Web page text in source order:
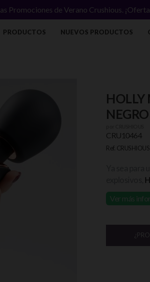
Promociones de Verano Crushious.
PRODUCTOS NUEVOS PRODUCTOS
HOLLY
CRU10464
Ref. CRUSHIOUS
Ver más